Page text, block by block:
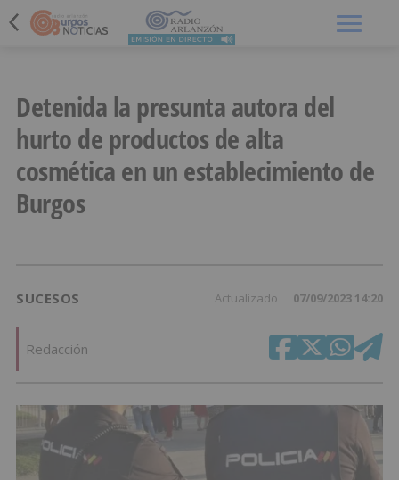
Detenida la presunta autora del
hurto de productos de alta
cosmética en un establecimiento de
Burgos
SUCESOS Actualizado 07/09/2023 14:20
Redacción